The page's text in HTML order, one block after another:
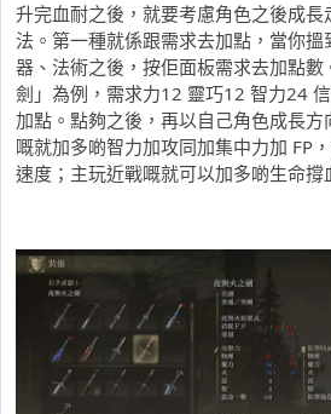
升完血耐之後，就要考慮角色之後成
法。第一種就係跟需求去加點，當你
器、法術之後，按佢面板需求去加點數
劍」為例，需求力12 靈巧12 智力24
加點。點夠之後，再以自己角色成長
嘅就加多啲智力加攻同加集中力加 FP
速度；主玩近戰嘅就可以加多啲生命撐